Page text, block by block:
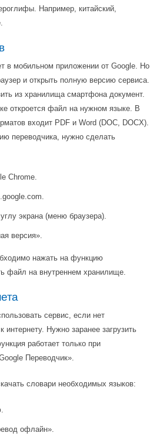
Например, китайский,
в мобильном приложении от Google. Но
и открыть полную версию сервиса.
из хранилища смартфона документ.
откроется файл на нужном языке. В
входит PDF и Word (DOC, DOCX).
переводчика, нужно сделать
Chrome.
экрана (меню браузера).
версия».
нажать на функцию
файл на внутреннем хранилище.
сервис, если нет
интернету. Нужно заранее загрузить
работает только при
Переводчик».
словари необходимых языков:
офлайн».